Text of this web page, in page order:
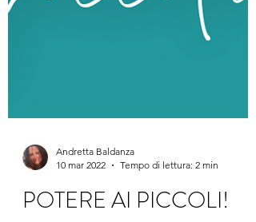
Andretta Baldanza
10 mar 2022
Tempo di lettura: 2 min